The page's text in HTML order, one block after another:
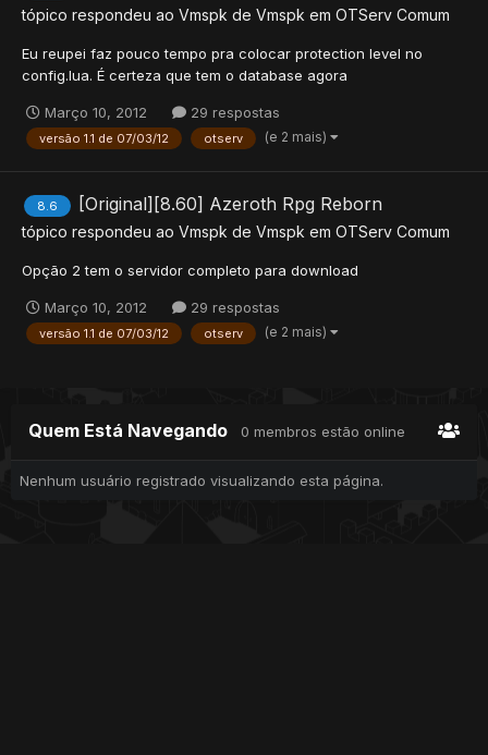
tópico respondeu ao Vmspk de Vmspk em OTServ Comum
Eu reupei faz pouco tempo pra colocar protection level no
config.lua. É certeza que tem o database agora
Março 10, 2012 29 respostas
versão 1.1 de 07/03/12 otserv (e 2 mais)
8.6 [Original][8.60] Azeroth Rpg Reborn
tópico respondeu ao Vmspk de Vmspk em OTServ Comum
Opção 2 tem o servidor completo para download
Março 10, 2012 29 respostas
versão 1.1 de 07/03/12 otserv (e 2 mais)
Quem Está Navegando 0 membros estão online
Nenhum usuário registrado visualizando esta página.